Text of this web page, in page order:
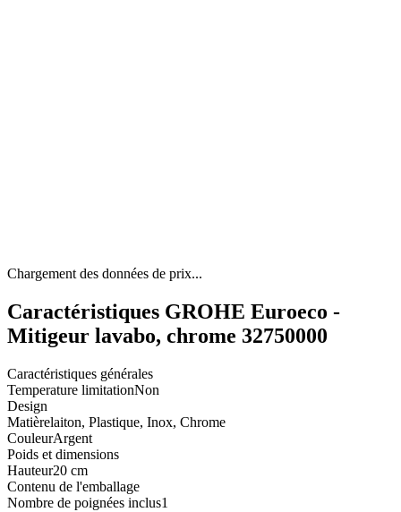
Chargement des données de prix...
Caractéristiques GROHE Euroeco -
Mitigeur lavabo, chrome 32750000
Caractéristiques générales
Temperature limitationNon
Design
Matièrelaiton, Plastique, Inox, Chrome
CouleurArgent
Poids et dimensions
Hauteur20 cm
Contenu de l'emballage
Nombre de poignées inclus1